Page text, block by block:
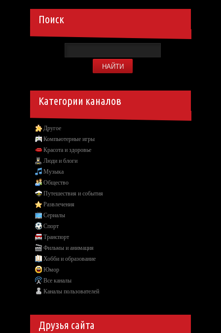
Поиск
Категории каналов
Другое
Компьютерные игры
Красота и здоровье
Люди и блоги
Музыка
Общество
Путешествия и события
Развлечения
Сериалы
Спорт
Транспорт
Фильмы и анимация
Хобби и образование
Юмор
Все каналы
Каналы пользователей
Друзья сайта